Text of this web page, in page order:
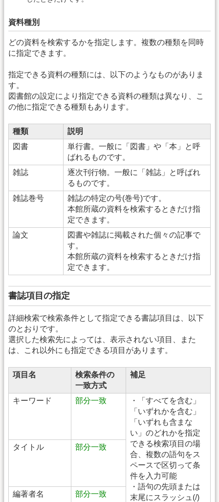
資料種別
どの資料を検索するかを指定します。複数の種類を同時
に指定できます。
指定できる資料の種類には、以下のようなものがありま
す。
図書館の設定により指定できる資料の種類は異なり、こ
の他に指定できる種類もあります。
種類
説明
図書
単行書。一般に「図書」や「本」と呼
ばれるものです。
雑誌
逐次刊行物。一般に「雑誌」と呼ばれ
るものです。
雑誌巻号
雑誌の特定の号(巻号)です。
本館所蔵の資料を検索するときだけ指
定できます。
論文
図書や雑誌に掲載された個々の記事で
す。
本館所蔵の資料を検索するときだけ指
定できます。
書誌項目の指定
詳細検索で検索条件として指定できる書誌項目は、以下
のとおりです。
選択した検索先によっては、表示されない項目、また
は、これ以外にも指定できる項目があります。
項目名
検索条件の
一致方式
補足
キーワード 部分一致
・「すべてを含む」
「いずれかを含む」
「いずれも含まな
い」のどれかを指定
できる検索項目の場
合、複数の語句をス
ペースで区切って条
件を入力可能
・語句の先頭または
末尾にスラッシュ(/)
タイトル 部分一致
編著者名 部分一致